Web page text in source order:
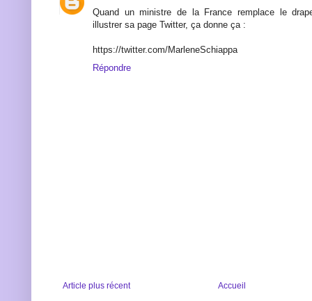
Quand un ministre de la France remplace le
illustrer sa page Twitter, ça donne ça :
https://twitter.com/MarleneSchiappa
Répondre
Article plus récent Accueil